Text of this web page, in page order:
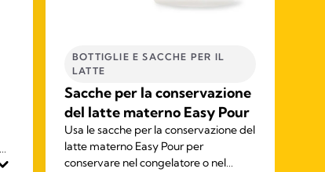
BOTTIGLIE E SACCHE PER IL
LATTE​
Sacche per la conservazione
del latte materno Easy Pour
Usa le sacche per la conservazione del
latte materno Easy Pour per
conservare nel congelatore o nel